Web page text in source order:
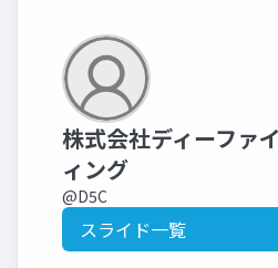
株式会社ディーファ
ィング
@D5C
スライド一覧